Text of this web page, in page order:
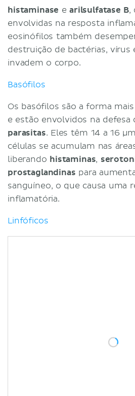
histaminase e arilsulfatase B,
envolvidas na resposta
eosinófilos também
destruição de bactérias, vírus
invadem o corpo.
Basófilos
Os basófilos são a forma
e estão envolvidos na defesa
parasitas. Eles têm 14 a 16
células se acumulam nas
liberando histaminas,
prostaglandinas para
sanguíneo, o que causa uma
inflamatória.
Linfóficos